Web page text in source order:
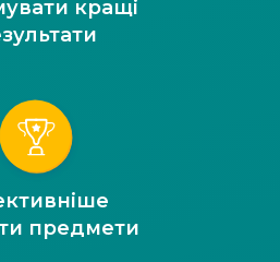
кращі
предмети